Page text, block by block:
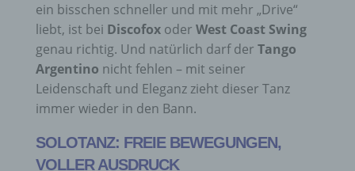
ein bisschen schneller und mit mehr „Drive“
liebt, ist bei Discofoxoder West Coast Swing
genau richtig. Und natürlich darf der Tango
Argentino nicht fehlen – mit seiner
Leidenschaft und Eleganz zieht dieser Tanz
immer wieder in den Bann.
SOLOTANZ: FREIE BEWEGUNGEN,
VOLLER AUSDRUCK